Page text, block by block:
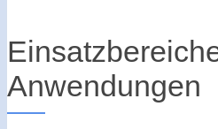
Anwendungen